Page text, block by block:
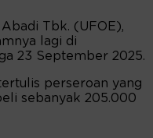
Tbk. (UFOE),
lagi di
23 September 2025.
perseroan yang
sebanyak 205.000